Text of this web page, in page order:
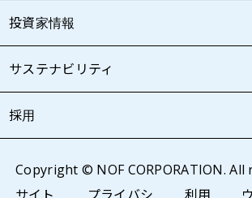
投資家情報
サステナビリティ
採用
Copyright © NOF CORPORATION.